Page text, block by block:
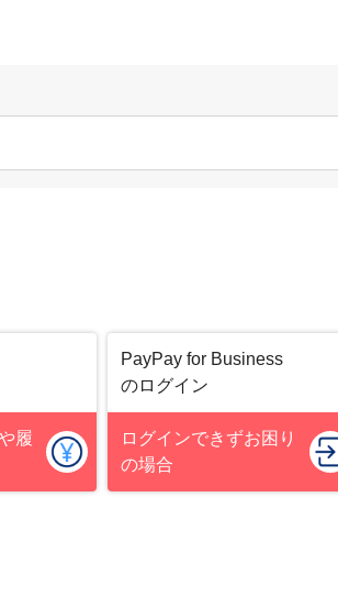
履
PayPay for Business
のログイン
ログインできずお困り
の場合